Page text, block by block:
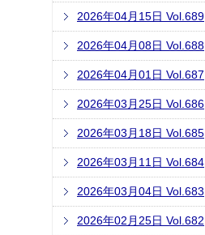
2026年04月15日 Vol.689
2026年04月08日 Vol.688
2026年04月01日 Vol.687
2026年03月25日 Vol.686
2026年03月18日 Vol.685
2026年03月11日 Vol.684
2026年03月04日 Vol.683
2026年02月25日 Vol.682